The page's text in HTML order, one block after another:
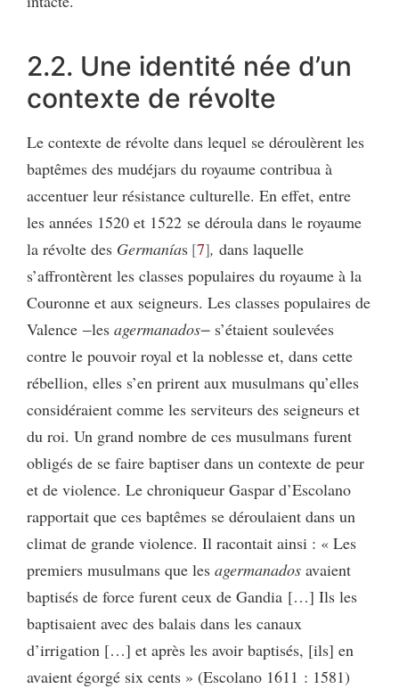
2.2. Une identité née d’un
contexte de révolte
Le contexte de révolte dans lequel se déroulèrent les
baptêmes des mudéjars du royaume contribua à
accentuer leur résistance culturelle. En effet, entre
les années 1520 et 1522 se déroula dans le royaume
la révolte des Germanías 7 , dans laquelle
s’affrontèrent les classes populaires du royaume à la
Couronne et aux seigneurs. Les classes populaires de
Valence ‒les agermanados‒ s’étaient soulevées
contre le pouvoir royal et la noblesse et, dans cette
rébellion, elles s’en prirent aux musulmans qu’elles
considéraient comme les serviteurs des seigneurs et
du roi. Un grand nombre de ces musulmans furent
obligés de se faire baptiser dans un contexte de peur
et de violence. Le chroniqueur Gaspar d’Escolano
rapportait que ces baptêmes se déroulaient dans un
climat de grande violence. Il racontait ainsi : « Les
premiers musulmans que les agermanados avaient
baptisés de force furent ceux de Gandia […] Ils les
baptisaient avec des balais dans les canaux
d’irrigation […] et après les avoir baptisés, [ils] en
avaient égorgé six cents » (Escolano 1611 : 1581)